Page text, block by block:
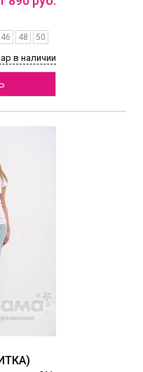
46 48 50
в наличии